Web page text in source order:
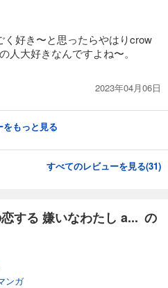
好き〜と思ったらやはりcrow
人大好きなんですよね〜。
2023年04月06日
をもっと見る
すべてのレビューを見る(31)
恋する 嫌いなわたし a... の
ンガ